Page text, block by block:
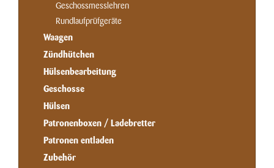
Geschossmesslehren
Rundlaufprüfgeräte
Waagen
Zündhütchen
Hülsenbearbeitung
Geschosse
Hülsen
Patronenboxen / Ladebretter
Patronen entladen
Zubehör